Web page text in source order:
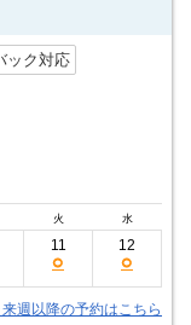
ック対応
火 水
11
○
12
○
週以降の予約はこちら